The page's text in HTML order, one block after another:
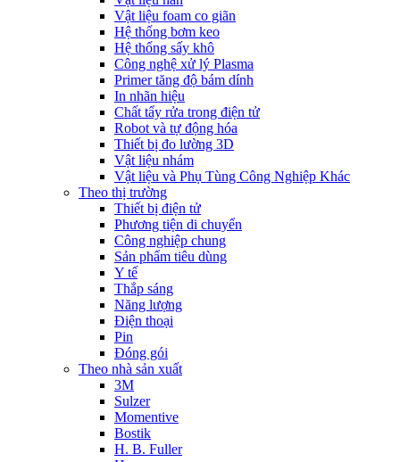
Vật liệu foam co giãn
Hệ thống bơm keo
Hệ thống sấy khô
Công nghệ xử lý Plasma
Primer tăng độ bám dính
In nhãn hiệu
Chất tẩy rửa trong điện tử
Robot và tự động hóa
Thiết bị đo lường 3D
Vật liệu nhám
Vật liệu và Phụ Tùng Công Nghiệp Khác
Theo thị trường
Thiết bị điện tử
Phương tiện di chuyển
Công nghiệp chung
Sản phẩm tiêu dùng
Y tế
Thắp sáng
Năng lượng
Điện thoại
Pin
Đóng gói
Theo nhà sản xuất
3M
Sulzer
Momentive
Bostik
H. B. Fuller